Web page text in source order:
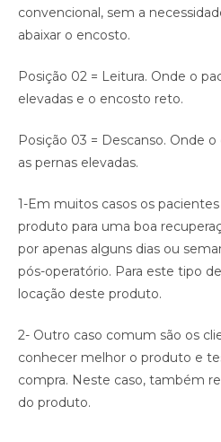
convencional, sem a
abaixar o encosto.
Posição 02 = Leitura. Onde o
elevadas e o encosto reto.
Posição 03 = Descanso. Onde
as pernas elevadas.
1-Em muitos casos os
produto para uma boa
por apenas alguns dias ou
pós-operatório. Para este tipo
locação deste produto.
2- Outro caso comum são os
conhecer melhor o produto e
compra. Neste caso, também
do produto.